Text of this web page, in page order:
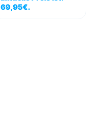
69,95€.